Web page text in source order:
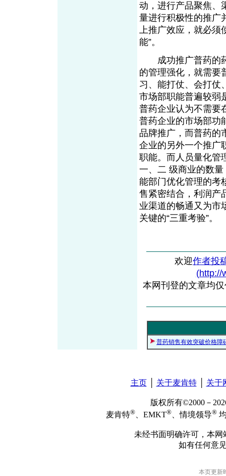
动，进行产品聚焦、
量进行积极性的推广
上推广效应，就必须
能”。
成功推广普药的药
的管理强化，就需要
习、能打仗、会打仗
市场部职能普遍较弱
普药企业认为不需要
普药企业的市场部功
品牌推广，而普药的
企业的另外一个推广
职能。而人员量化管
一、二 级商业的数
能部门优化管理的考
售紧密结合，利润产
业渠道的畅通又为市
关键的“三重考验”。
欢迎作者投
(http://
本网刊登的文章均
普药销售有效突破价格障
主页│ 关于麦肯特│ 关于
版权所有©2000－
麦肯特® 、EMKT® 、情境领导®
未经书面明确许可，本
如有任何意
本页更新